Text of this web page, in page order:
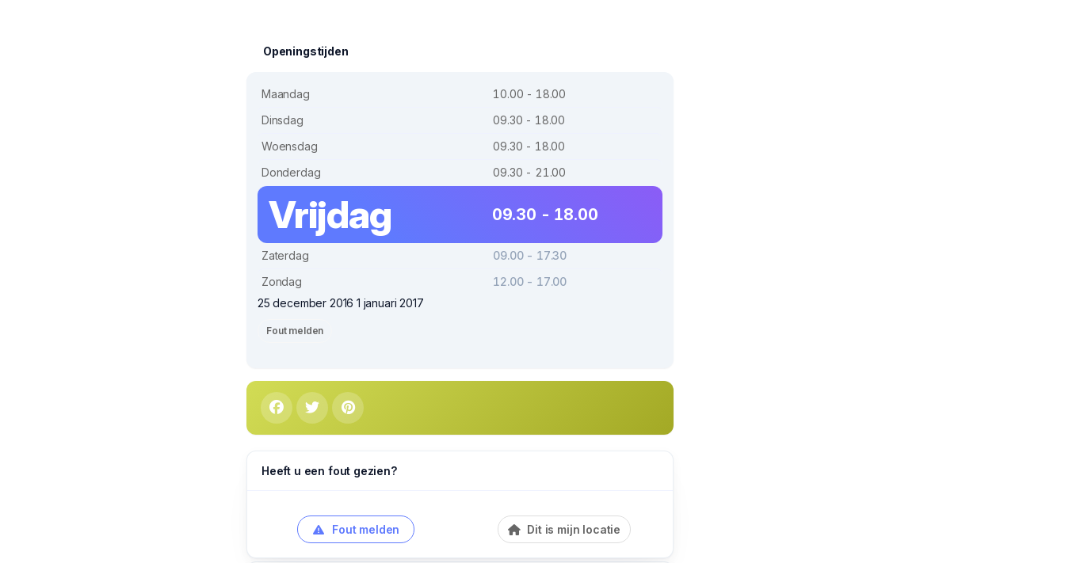
Openingstijden
Maandag
10.00 - 18.00
Dinsdag
09.30 - 18.00
Woensdag
09.30 - 18.00
Donderdag
09.30 - 21.00
Vrijdag 09.30 - 18.00
Zaterdag
09.00 - 17.30
Zondag
12.00 - 17.00
25 december 2016 1 januari 2017
Fout melden
Heeft u een fout gezien?
Fout melden Dit is mijn locatie